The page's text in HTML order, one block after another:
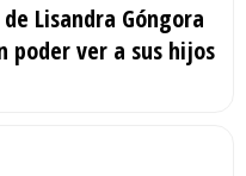
Lisandra Góngora
poder ver a sus hijos